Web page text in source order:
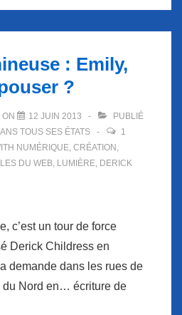
: Emily,
?
12 JUIN 2013
PUBLIÉ
TOUS SES ÉTATS
1
NUMÉRIQUE, CRÉATION ,
DU WEB, LUMIÈRE, DERICK
c’est un tour de force
Derick Childress en
demande dans les rues de
du Nord en… écriture de